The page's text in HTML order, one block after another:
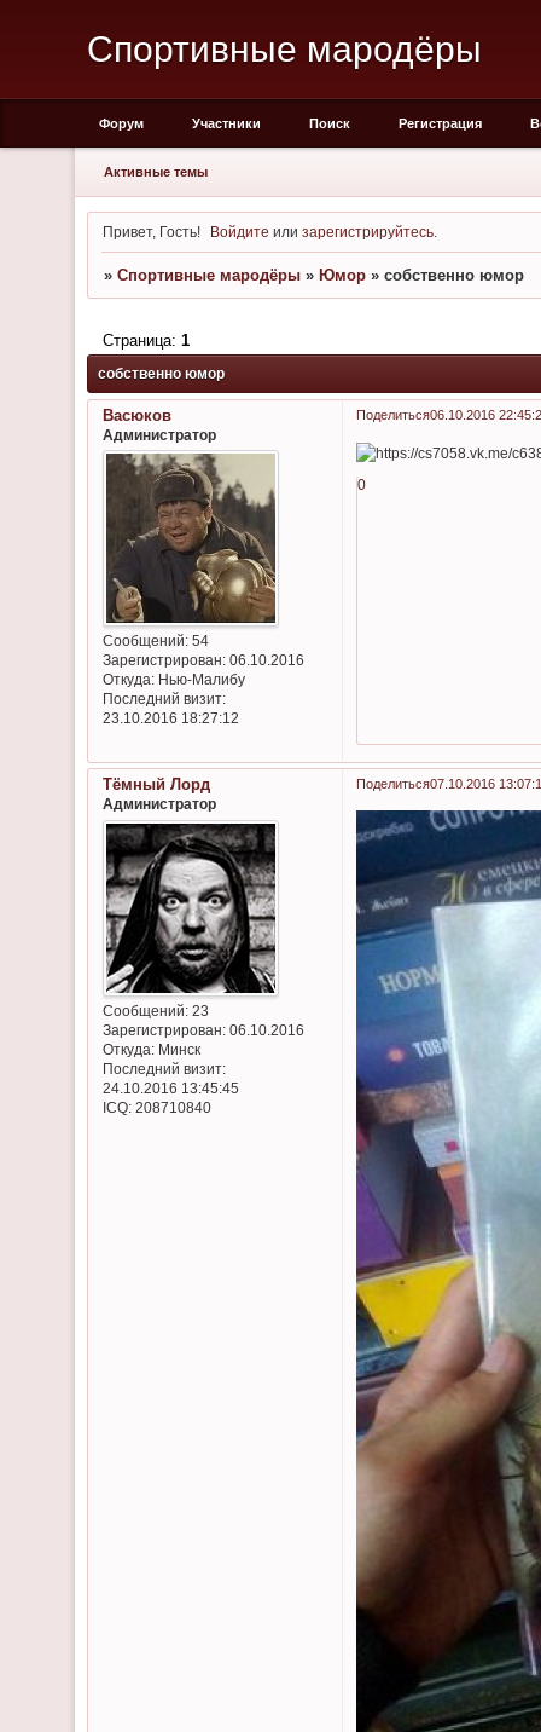
Спортивные мародёры
Форум Участники Поиск Регистрация
Активные темы
Привет, Гость! Войдите илизарегистрируйтесь
» Спортивные мародёры » Юмор » собственно юмор
собственно юмор
Страница: 1
Поделиться06.10.2016
Васюков
Администратор
Сообщений:54
Зарегистрирован: 06.10.2016
Откуда:Нью-Малибу
Последний визит:
23.10.2016 18:27:12
0
Поделиться07.10.2016
Тёмный Лорд
Администратор
Сообщений:23
Зарегистрирован: 06.10.2016
Откуда:Минск
Последний визит:
24.10.2016 13:45:45
ICQ:208710840